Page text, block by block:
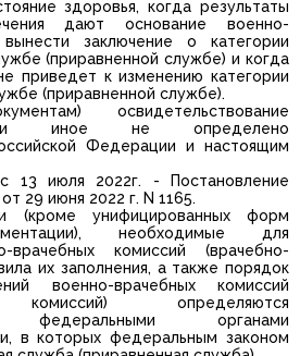
здоровья, когда результаты
дают основание военно-
заключение о категории
(приравненной службе) и когда
приведет к изменению категории
(приравненной службе).
освидетельствование
иное не определено
Федерации и настоящим
13 июля 2022г. - Постановление
29 июня 2022 г. N 1165.
(кроме унифицированных форм
необходимые для
врачебных комиссий (врачебно-
их заполнения, а также порядок
военно-врачебных комиссий
комиссий) определяются
федеральными органами
в которых федеральным законом